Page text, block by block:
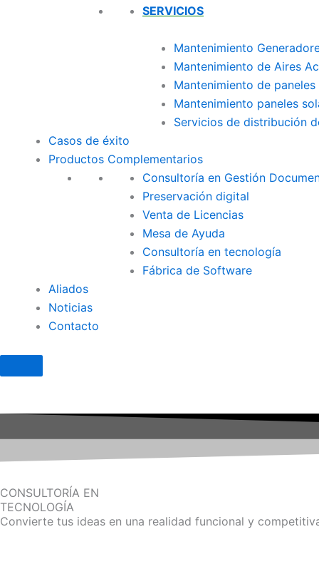
SERVICIOS
Mantenimiento
Mantenimiento de Aires
Mantenimiento de
Mantenimiento paneles
Servicios de distribución
Casos de éxito
Productos Complementarios
Consultoría en Gestión
Preservación digital
Venta de Licencias
Mesa de Ayuda
Consultoría en tecnología
Fábrica de Software
Aliados
Noticias
Contacto
CONSULTORÍA EN
TECNOLOGÍA
Convierte tus ideas en una realidad funcional y